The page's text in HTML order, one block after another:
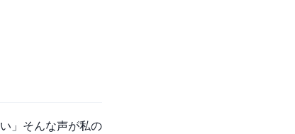
」そんな声が私の